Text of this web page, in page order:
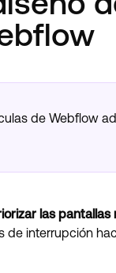
de Webflow
las
de interrupción